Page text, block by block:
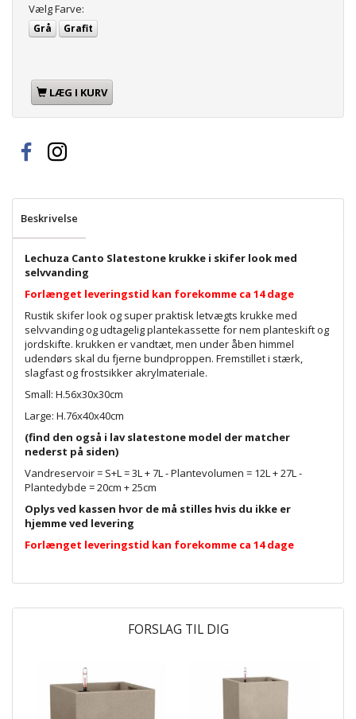
VælgFarve:
Grå Grafit
LÆG I KURV
Beskrivelse
Lechuza Canto Slatestone krukke i skifer look med
selvvanding
Forlænget leveringstid kan forekomme ca 14 dage
Rustik skifer look og super praktisk letvægts krukke med
selvvanding og udtagelig plantekassette for nem planteskift og
jordskifte. krukken er vandtæt, men under åben himmel
udendørs skal du fjerne bundproppen. Fremstillet i stærk,
slagfast og frostsikker akrylmateriale.
Small: H.56x30x30cm
Large: H.76x40x40cm
(find den også i lav slatestone model der matcher
nederst på siden)
Vandreservoir = S+L = 3L + 7L - Plantevolumen = 12L + 27L -
Plantedybde = 20cm + 25cm
Oplys ved kassen hvor de må stilles hvis du ikke er
hjemme ved levering
Forlænget leveringstid kan forekomme ca 14 dage
FORSLAG TIL DIG